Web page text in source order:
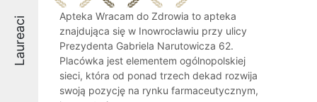
Laureaci
Apteka Wracam do Zdrowia to apteka
znajdująca się w Inowrocławiu przy ulicy
Prezydenta Gabriela Narutowicza 62.
Placówka jest elementem ogólnopolskiej
sieci, która od ponad trzech dekad rozwija
swoją pozycję na rynku farmaceutycznym,